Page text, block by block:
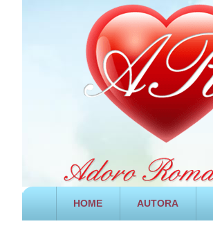
HOME AUTORA